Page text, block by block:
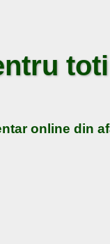
toti
online din